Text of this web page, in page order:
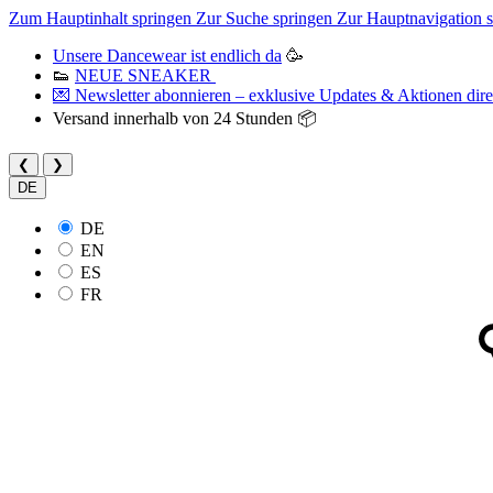
Zum Hauptinhalt springen Zur Suche springen Zur Hauptnavigation
Unsere Dancewear ist endlich da 🥳
👟 NEUE SNEAKER
💌 Newsletter abonnieren – exklusive Updates & Aktionen
Versand innerhalb von 24 Stunden 📦
❮
❯
DE
DE
EN
ES
FR